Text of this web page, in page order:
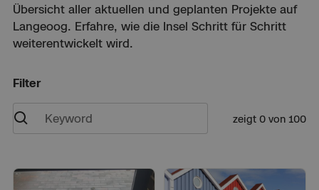
Übersicht aller aktuellen und geplanten Projekte auf
Langeoog. Erfahre, wie die Insel Schritt für Schritt
weiterentwickelt wird.
Filter
zeigt 0 von 100